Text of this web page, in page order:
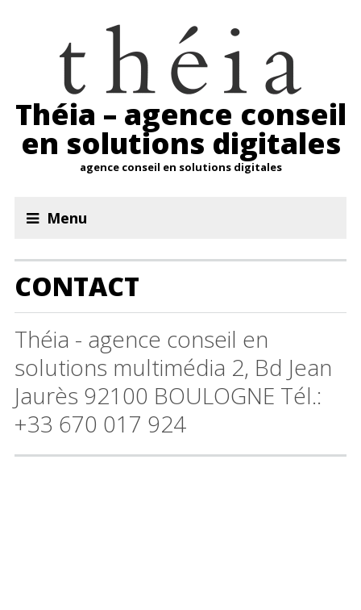
Théia – agence conseil
en solutions digitales
agence conseil en solutions digitales
Menu
CONTACT
Théia - agence conseil en
solutions multimédia 2, Bd Jean
Jaurès 92100 BOULOGNE Tél.:
+33 670 017 924